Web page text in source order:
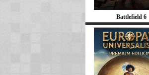
Battlefield 6